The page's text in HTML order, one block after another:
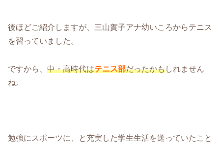
後ほどご紹介しますが、三山賀子アナ幼いころからテニス
を習っていました。
ですから、 中・高時代はテニス部だったかもしれません
ね。
勉強にスポーツに、と充実した学生生活を送っていたこと